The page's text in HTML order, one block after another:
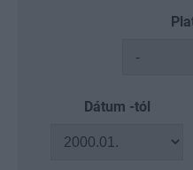
Dátum -tól